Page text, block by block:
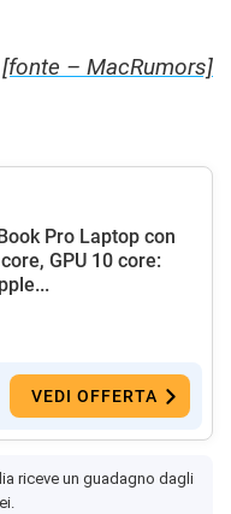
[fonte – MacRumors]
Pro Laptop con
GPU 10 core:
VEDI OFFERTA
riceve un guadagno dagli